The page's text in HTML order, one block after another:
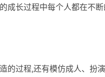
成长过程中每个人都在不断
的过程,还有模仿成人、扮